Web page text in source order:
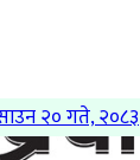
२० गते, २०८३